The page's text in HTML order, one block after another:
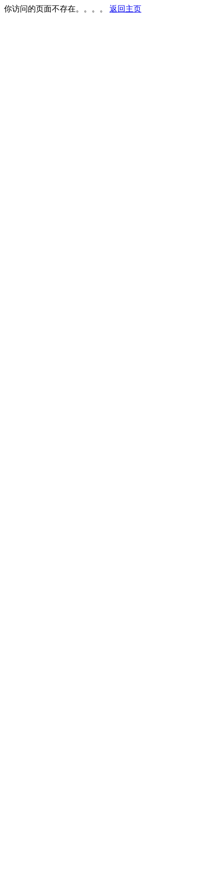
你访问的页面不存在。。。。 返回主页